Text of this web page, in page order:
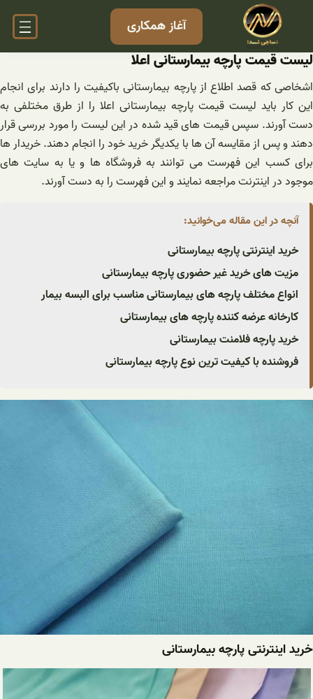
آغاز همکاری
لیست قیمت پارچه بیمارستانی اعلا
اشخاصی که قصد اطلاع از پارچه بیمارستانی باکیفیت را دارند برای انجام
این کار باید لیست قیمت پارچه بیمارستانی اعلا را از طرق مختلفی به
دست آورند. سپس قیمت های قید شده در این لیست را مورد بررسی قرار
دهند و پس از مقایسه آن ها با یکدیگر خرید خود را انجام دهند. خریدار ها
برای کسب این فهرست می توانند به فروشگاه ها و یا به سایت های
موجود در اینترنت مراجعه نمایند و این فهرست را به دست آورند.
آنچه در این مقاله می‌خوانید:
خرید اینترنتی پارچه بیمارستانی
مزیت های خرید غیر حضوری پارچه بیمارستانی
انواع مختلف پارچه های بیمارستانی مناسب برای البسه بیمار
کارخانه عرضه کننده پارچه های بیمارستانی
خرید پارچه فلامنت بیمارستانی
فروشنده با کیفیت ترین نوع پارچه بیمارستانی
خرید اینترنتی پارچه بیمارستانی